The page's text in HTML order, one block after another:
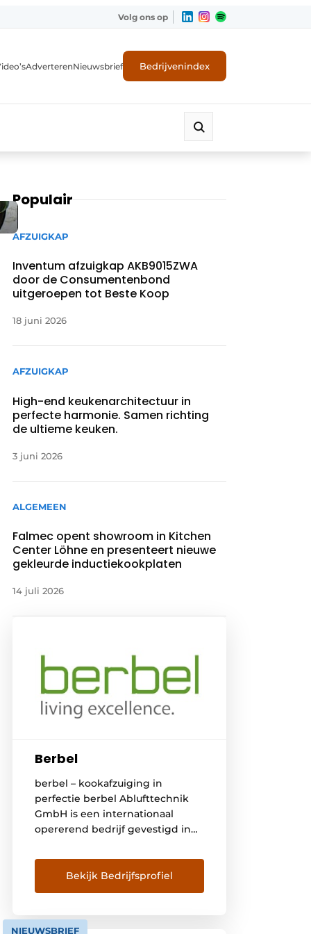
Volg ons op
AdverterenNieuwsbrief Bedrijvenindex
Populair
AFZUIGKAP
Inventum afzuigkap AKB9015ZWA
door de Consumentenbond
uitgeroepen tot Beste Koop
18 juni 2026
AFZUIGKAP
High-end keukenarchitectuur in
perfecte harmonie. Samen richting
de ultieme keuken.
3 juni 2026
ALGEMEEN
Falmec opent showroom in Kitchen
Center Löhne en presenteert nieuwe
gekleurde inductiekookplaten
14 juli 2026
Berbel
berbel – kookafzuiging in
perfectie berbel Ablufttechnik
GmbH is een internationaal
opererend bedrijf gevestigd in
afzuigkappen,
kookplaatafzuigingen en
kookplaten ontwikkelt,
innovatieve berbel-principe
Bekijk Bedrijfsprofiel
NIEUWSBRIEF